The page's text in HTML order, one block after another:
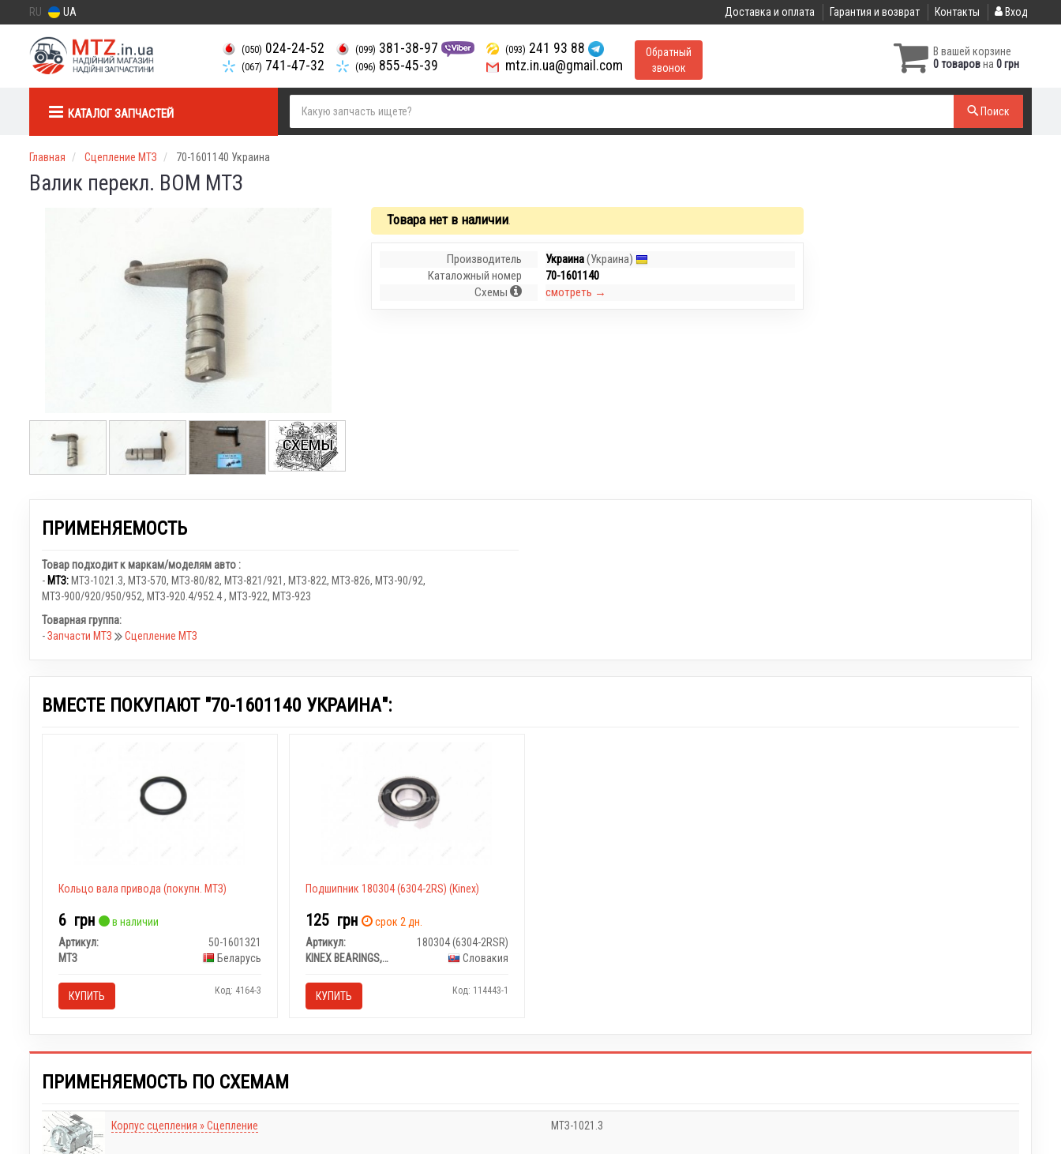
RU UA Доставка и оплата Гарантия и возврат Контакты Вход
(050) 024-24-52
(067) 741-47-32
(099) 381-38-97
(096) 855-45-39
(093) 241 93 88
mtz.in.ua@gmail.com
Обратный
звонок
В вашей корзине
0 товаровна 0 грн
КАТАЛОГ ЗАПЧАСТЕЙ Поиск
Главная Сцепление МТЗ 70-1601140 Украина
Валик перекл. ВОМ МТЗ
Товара нет в наличии
Производитель Украина(Украина)
Каталожный номер
70-1601140
Схемы
смотреть →
ПРИМЕНЯЕМОСТЬ
Товар подходит к маркам/моделям авто :
- МТЗ:МТЗ-1021.3, МТЗ-570, МТЗ-80/82, МТЗ-821/921, МТЗ-822, МТЗ-826, МТЗ-90/92,
МТЗ-900/920/950/952, МТЗ-920.4/952.4, МТЗ-922, МТЗ-923
Товарная группа:
-Запчасти МТЗ Сцепление МТЗ
ВМЕСТЕ ПОКУПАЮТ "70-1601140 УКРАИНА":
Кольцо вала привода (покупн. МТЗ)
6 грн
в наличии
Артикул:
50-1601321
МТЗ
Беларусь
КУПИТЬ Код: 4164-3
Подшипник 180304 (6304-2RS) (Kinex)
125 грн
срок 2 дн.
Артикул:
180304 (6304-2RSR)
KINEX BEARINGS, a.s.
Словакия
КУПИТЬ Код: 114443-1
ПРИМЕНЯЕМОСТЬ ПО СХЕМАМ
Корпус сцепления » Сцепление МТЗ-1021.3